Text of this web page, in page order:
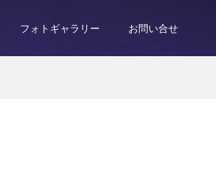
フォトギャラリー お問い合せ